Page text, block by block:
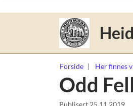
Forside Her finnes
Odd
Publisert 25.11.2019